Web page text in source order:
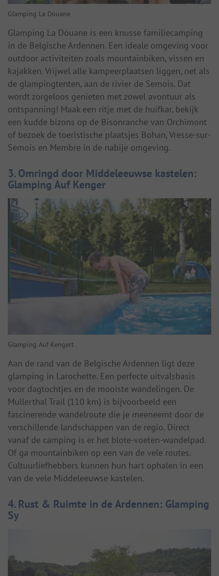
Glamping La Douane
Glamping La Douane is een knusse familiecamping
in de Belgische Ardennen. Een ideale omgeving voor
outdoor activiteiten zoals mountainbiken, vissen en
kajakken. Vrijwel alle kampeerplaatsen liggen, net als
de glampingtenten, aan de rivier de Semois. Dat
wordt zorgeloos genieten met zowel avontuur als
ontspanning! Maak een ritje met de huifkar, bekijk
een kudde bizons op de Bisonranche van Orchimont
of bezoek de toeristische plaatsjes Bohan, Vresse-sur-
Semois en Membre in de nabije omgeving.
3. Omringd door Middeleeuwse kastelen:
Glamping Auf Kenger
Glamping Auf Kengert
Aan de rand van de Belgische Ardennen ligt deze
glamping in Larochette. Een perfecte uitvalsbasis
voor dagtochtjes en de mooiste wandelingen. De
Mullerthal Trail (110 km) is bijvoorbeeld een
fascinerende wandelroute die je meeneemt door de
verschillende landschappen van de regio. Direct
vanaf de camping is er het blote-voeten-wandelpad.
Of ga mountainbiken op een van de vele routes.
Cultuurliefhebbers kunnen hun hart ophalen in een
van de vele Middeleeuwse kastelen.
4. Rust & Ruimte in de Ardennen: Glamping
Sy